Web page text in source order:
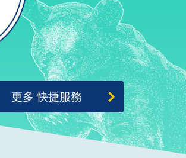
更多 快捷服務